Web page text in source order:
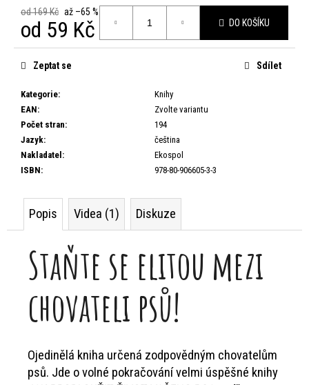
od 169 Kč až –65 %
od 59 Kč
Měrná
cena:
DO KOŠÍKU
Kategorie:
Knihy
EAN:
Zvolte variantu
Počet stran:
194
Jazyk:
čeština
Nakladatel:
Ekospol
ISBN: 978-80-906605-3-3
Zeptat se Sdílet
Popis Videa (1) Diskuze
Staňte se elitou mezi
chovateli psů!
Ojedinělá kniha určená zodpovědným chovatelům
psů. Jde o volné pokračování velmi úspěšné knihy